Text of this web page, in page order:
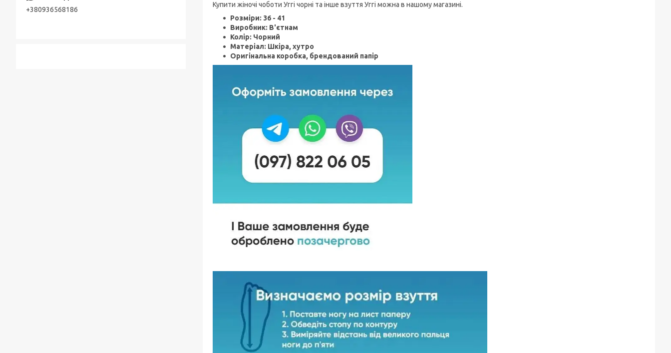
Купити жіночі чоботи Уггі чорні та інше взуття Уггі можна в нашому магазині.
Розміри: 36 - 41
Виробник: В'єтнам
Колір: Чорний
Матеріал: Шкіра, хутро
Оригінальна коробка, брендований папір
+380936568186